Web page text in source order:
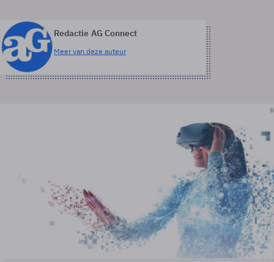
Redactie AG Connect
Meer van deze auteur